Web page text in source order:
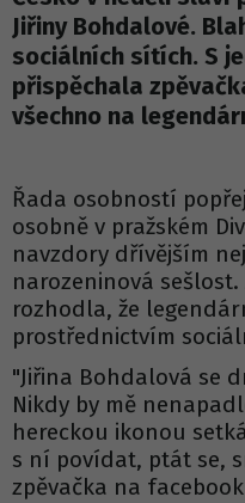
Jiřiny Bohdalové.
sociálních sítích. S
přispěchala
všechno na
Řada osobností
osobně v pražském
navzdory dřívějším
narozeninová
rozhodla, že
prostřednictvím
"Jiřina Bohdalová se
Nikdy by mě
hereckou ikonou
s ní povídat, ptát se,
zpěvačka na